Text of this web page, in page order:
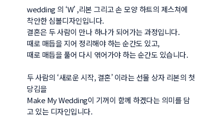
wedding 의 ‘W’ ,리본 그리고 손 모양 하트의 제스쳐에
착안한 심볼디자인입니다.
결혼은 두 사람이 만나 하나가 되어가는 과정입니다.
때로 매듭을 지어 정리해야 하는 순간도 있고,
때로 매듭을 풀어 다시 엮어가야 하는 순간도 있습니다.
두 사람의 ‘새로운 시작, 결혼’ 이라는 선물 상자 리본의 첫
당김을
Make My Wedding이 기꺼이 함께 하겠다는 의미를 담
고 있는 디자인입니다.